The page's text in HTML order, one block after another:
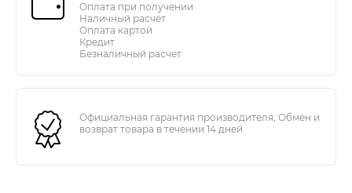
Оплата при получении
Наличный расчёт
Оплата картой
Кредит
Безналичный расчет
Официальная гарантия производителя, Обмен и
возврат товара в течении 14 дней